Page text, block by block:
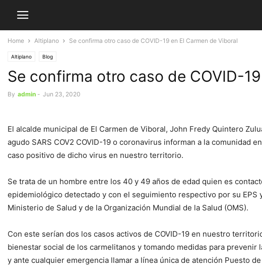
Home Altiplano Se confirma otro caso de COVID-19 en El Carmen de Viboral
Altiplano Blog
Se confirma otro caso de COVID-
By admin - Jun 23, 2020
El alcalde municipal de El Carmen de Viboral, John Fredy Quintero
agudo SARS COV2 COVID-19 o coronavirus informan a la comunidad
caso positivo de dicho virus en nuestro territorio.
Se trata de un hombre entre los 40 y 49 años de edad quien es
epidemiológico detectado y con el seguimiento respectivo por su
Ministerio de Salud y de la Organización Mundial de la Salud (OMS).
Con este serían dos los casos activos de COVID-19 en nuestro
bienestar social de los carmelitanos y tomando medidas para
y ante cualquier emergencia llamar a línea única de atención Puesto